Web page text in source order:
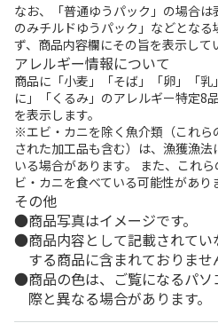
なお、「普通ゆうパック」の場合
のみチルドゆうパック」などとな
ず、商品内容欄にその旨を表示して
アレルギー情報について
商品に「小麦」「そば」「卵」「
に」「くるみ」のアレルギー特定8
を表示します。
※エビ・カニを除く魚介類（これら
された加工品も含む）は、漁獲漁
いる場合があります。 また、これ
ビ・カニを食べている可能性があり
その他
商品写真はイメージです。
商品内容として記載されて
する商品に含まれておりませ
商品の色は、ご覧になるパ
際と異なる場合があります。